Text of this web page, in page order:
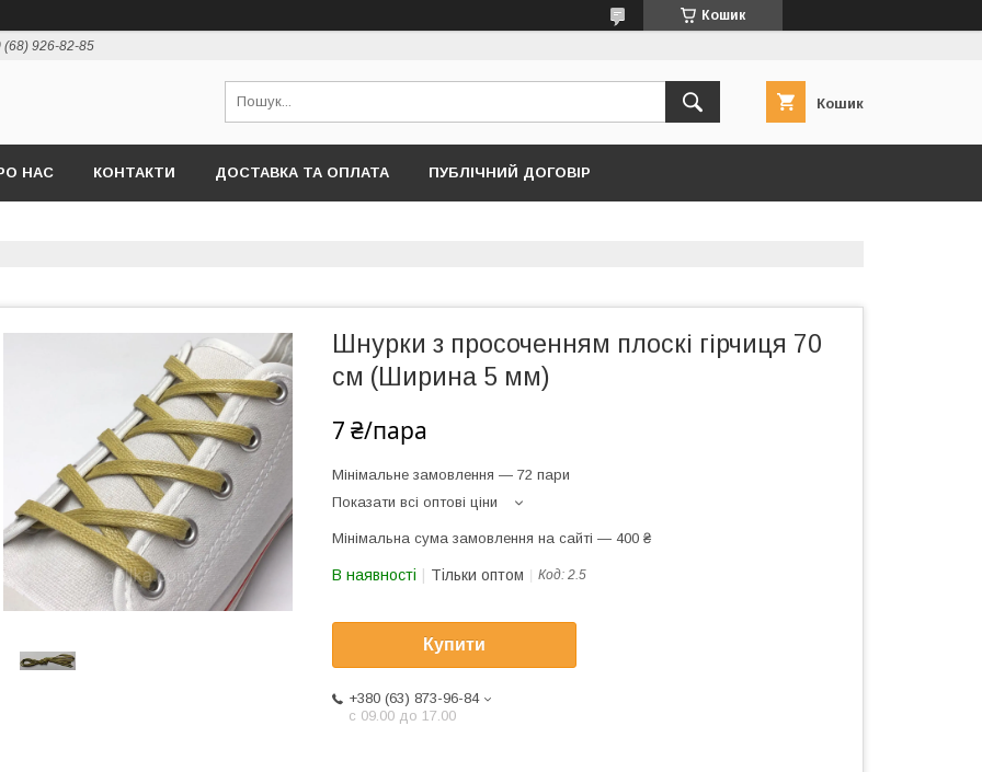
Кошик
(68) 926-82-85
Кошик
НАС КОНТАКТИ ДОСТАВКА ТА ОПЛАТА ПУБЛІЧНИЙ ДОГОВІР
Шнурки з просоченням плоскі гірчиця 70
см (Ширина 5 мм)
7 ₴/пара
Мінімальне замовлення — 72 пари
Показати всі оптові ціни
Мінімальна сума замовлення на сайті — 400 ₴
В наявності Тільки оптом Код: 2.5
Купити
+380 (63) 873-96-84
с 09.00 до 17.00